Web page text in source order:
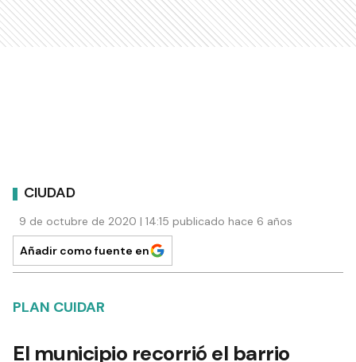
CIUDAD
9 de octubre de 2020 | 14:15 publicado hace 6 años
Añadir como fuente en
PLAN CUIDAR
El municipio recorrió el barrio